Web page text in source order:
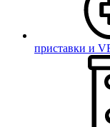
приставки и